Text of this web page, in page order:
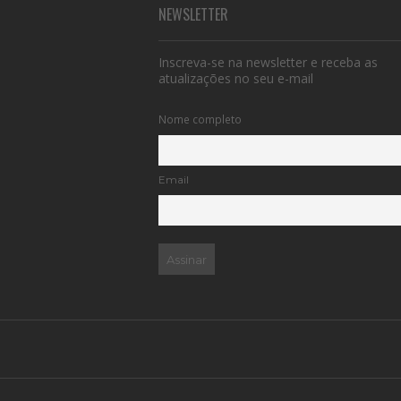
NEWSLETTER
Inscreva-se na newsletter e receba as
atualizações no seu e-mail
Nome completo
Email